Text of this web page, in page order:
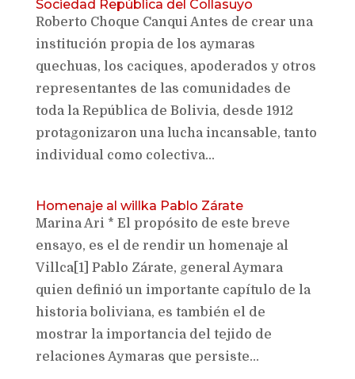
Sociedad República del Collasuyo
Roberto Choque Canqui Antes de crear una
institución propia de los aymaras
quechuas, los caciques, apoderados y otros
representantes de las comunidades de
toda la República de Bolivia, desde 1912
protagonizaron una lucha incansable, tanto
individual como colectiva...
Homenaje al willka Pablo Zárate
Marina Ari * El propósito de este breve
ensayo, es el de rendir un homenaje al
Villca[1] Pablo Zárate, general Aymara
quien definió un importante capítulo de la
historia boliviana, es también el de
mostrar la importancia del tejido de
relaciones Aymaras que persiste...